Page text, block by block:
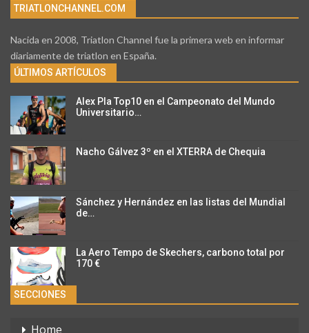
TRIATLONCHANNEL.COM
Nacida en 2008, Triatlon Channel fue la primera web en informar
diariamente de triatlon en España.
ÚLTIMOS ARTÍCULOS
Alex Pla Top10 en el Campeonato del Mundo
Universitario…
Nacho Gálvez 3º en el XTERRA de Chequia
Sánchez y Hernández en las listas del Mundial
de…
La Aero Tempo de Skechers, carbono total por
170 €
SECCIONES
Home